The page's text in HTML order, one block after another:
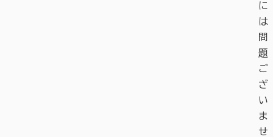
に
は
問
題
ご
ざ
い
ま
せ